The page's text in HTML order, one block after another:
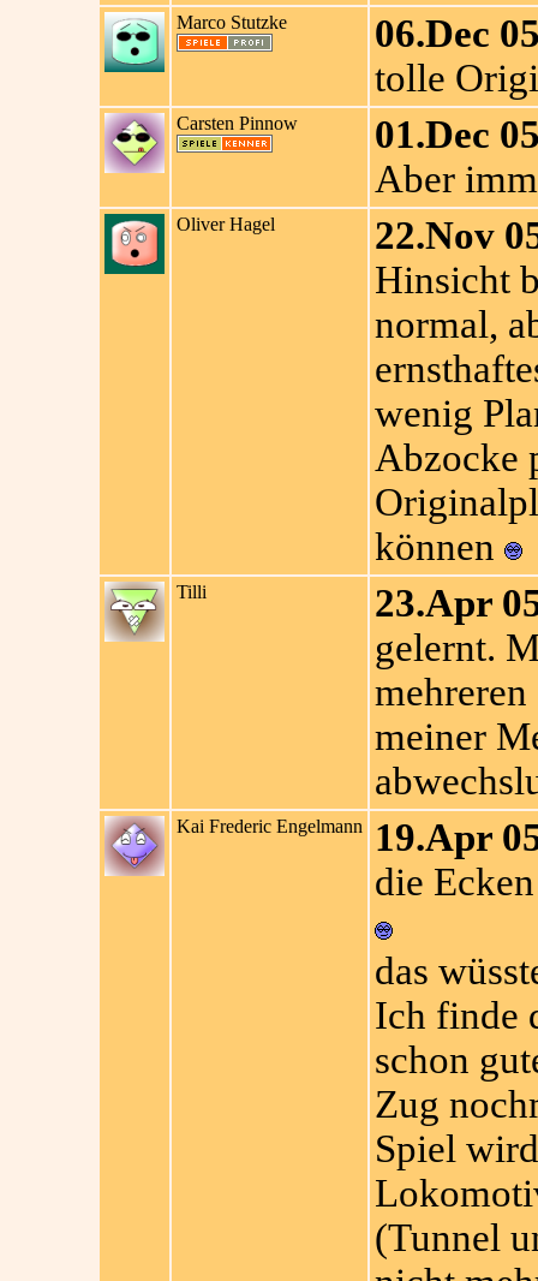
Marco Stutzke
06.Dec
tolle
Carsten Pinnow
01.Dec
Aber
Oliver Hagel
22.Nov
Hinsicht
normal,
wenig
Abzocke
können
Tilli
23.Apr
gelernt.
meiner
Kai Frederic Engelmann
19.Apr
die
das
Ich finde
schon
Zug
Spiel
(Tunnel